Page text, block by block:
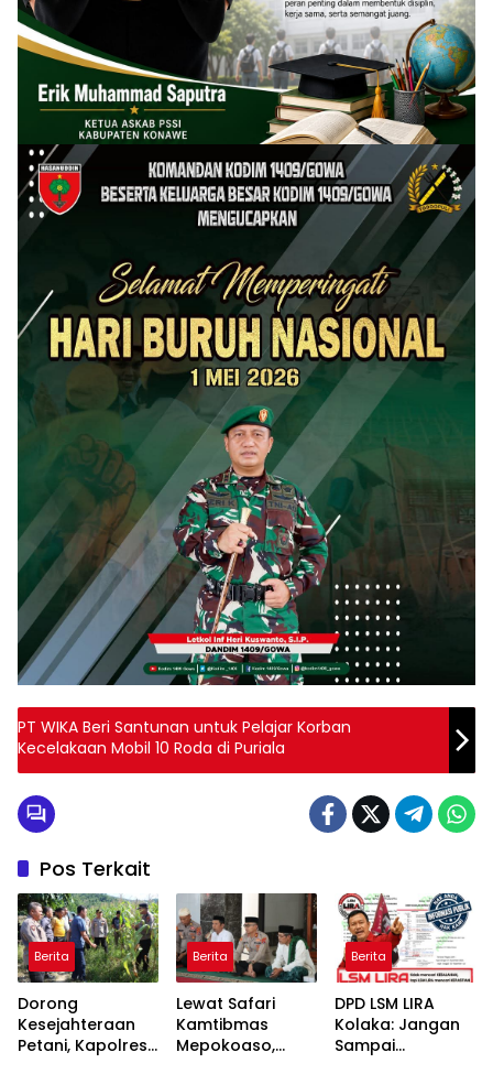
PT WIKA Beri Santunan untuk Pelajar Korban
Kecelakaan Mobil 10 Roda di Puriala
Pos Terkait
Berita
Dorong
Kesejahteraan
Petani, Kapolres
Berita
Lewat Safari
Kamtibmas
Mepokoaso,
Berita
DPD LSM LIRA
Kolaka: Jangan
Sampai